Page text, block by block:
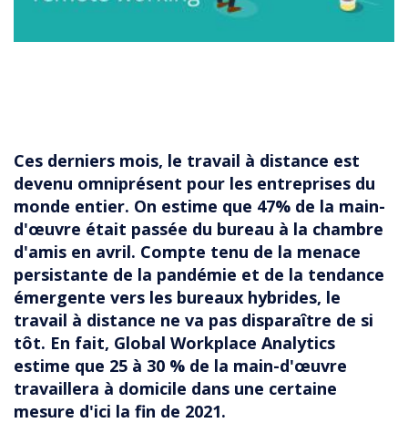
Ces derniers mois, le travail à distance est
devenu omniprésent pour les entreprises du
monde entier. On estime que 47% de la main-
d'œuvre était passée du bureau à la chambre
d'amis en avril. Compte tenu de la menace
persistante de la pandémie et de la tendance
émergente vers les bureaux hybrides, le
travail à distance ne va pas disparaître de si
tôt. En fait, Global Workplace Analytics
estime que 25 à 30 % de la main-d'œuvre
travaillera à domicile dans une certaine
mesure d'ici la fin de 2021.